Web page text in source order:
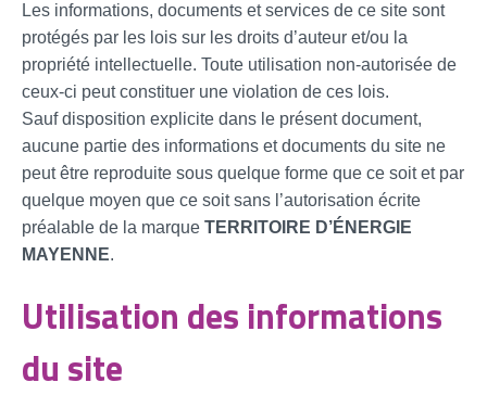
Les informations, documents et services de ce site sont
protégés par les lois sur les droits d’auteur et/ou la
propriété intellectuelle. Toute utilisation non-autorisée de
ceux-ci peut constituer une violation de ces lois.
Sauf disposition explicite dans le présent document,
aucune partie des informations et documents du site ne
peut être reproduite sous quelque forme que ce soit et par
quelque moyen que ce soit sans l’autorisation écrite
préalable de la marque TERRITOIRE D’ÉNERGIE
MAYENNE.
Utilisation des informations
du site